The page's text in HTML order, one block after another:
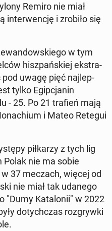
Remiro nie miał
in­ter­wen­cję i zrobiło się
w tym
hisz­pań­skiej eks­tra­
pod uwagę pięć naj­lep­
tylko Egip­cja­nin
- 25. Po 21 trafień mają
i Mateo Retegui
pił­ka­rzy z tych lig
nie ma sobie
37 meczach, więcej od
nie miał tak udanego
"Dumy Ka­ta­lo­nii" w 2022
do­tych­czas roz­gryw­ki